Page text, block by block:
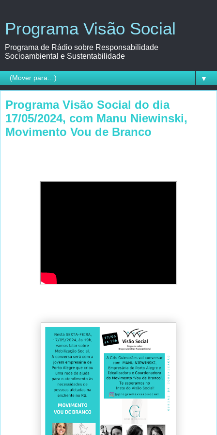
Programa Visão Social
Programa de Rádio sobre Responsabilidade
Socioambiental e Sustentabilidade
▼
Programa Visão Social do dia
17/05/2024, com Manu Niewinski,
Movimento Vou de Branco